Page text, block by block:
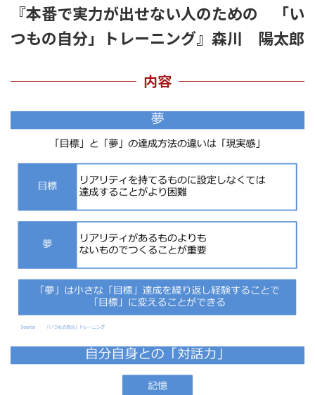
『本番で実力が出せない人のための 「い
つもの自分」トレーニング』森川 陽太郎
内容